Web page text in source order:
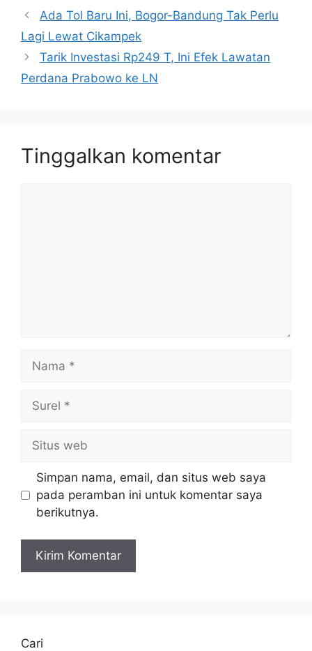
Ada Tol Baru Ini, Bogor-Bandung Tak Perlu
Lagi Lewat Cikampek
Tarik Investasi Rp249 T, Ini Efek Lawatan
Perdana Prabowo ke LN
Tinggalkan komentar
Nama
Surel
Situs
web
Simpan nama, email, dan situs web saya
pada peramban ini untuk komentar saya
berikutnya.
Cari